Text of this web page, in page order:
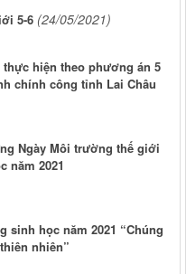
5-6 (24/05/2021)
hiện theo phương án 5
chính công tỉnh Lai Châu
Ngày Môi trường thế giới
năm 2021
sinh học năm 2021 “Chúng
nhiên”